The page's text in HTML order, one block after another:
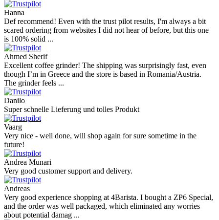
Hanna
Def recommend! Even with the trust pilot results, I'm always a bit
scared ordering from websites I did not hear of before, but this one
is 100% solid ...
Ahmed Sherif
Excellent coffee grinder! The shipping was surprisingly fast, even
though I’m in Greece and the store is based in Romania/Austria.
The grinder feels ...
Danilo
Super schnelle Lieferung und tolles Produkt
Vaarg
Very nice - well done, will shop again for sure sometime in the
future!
Andrea Munari
Very good customer support and delivery.
Andreas
Very good experience shopping at 4Barista. I bought a ZP6 Special,
and the order was well packaged, which eliminated any worries
about potential damag ...